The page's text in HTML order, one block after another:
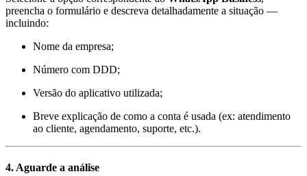
preencha o formulário e descreva detalhadamente a situação —
incluindo:
Nome da empresa;
Número com DDD;
Versão do aplicativo utilizada;
Breve explicação de como a conta é usada (ex: atendimento
ao cliente, agendamento, suporte, etc.).
4. Aguarde a análise